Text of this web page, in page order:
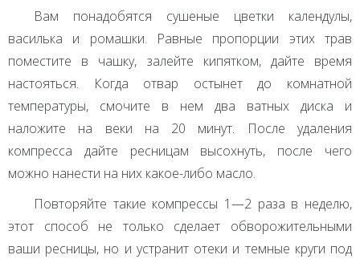
Вам понадобятся сушеные цветки календулы,
василька и ромашки. Равные пропорции этих трав
поместите в чашку, залейте кипятком, дайте время
настояться. Когда отвар остынет до комнатной
температуры, смочите в нем два ватных диска и
наложите на веки на 20 минут. После удаления
компресса дайте ресницам высохнуть, после чего
можно нанести на них какое-либо масло.
Повторяйте такие компрессы 1—2 раза в неделю,
этот способ не только сделает обворожительными
ваши ресницы, но и устранит отеки и темные круги под